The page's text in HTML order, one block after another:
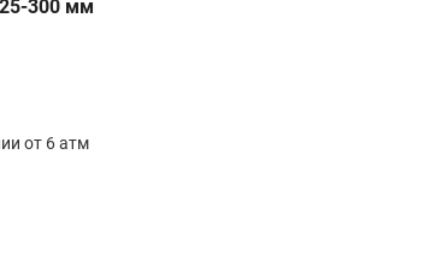
300 мм
от 6 атм